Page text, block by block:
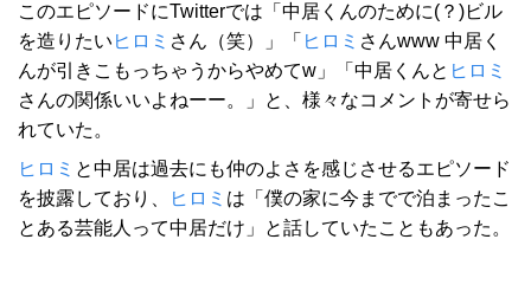
このエピソードにTwitterでは「中居くんのために(？)ビル
を造りたい ヒロミ さん（笑）」「 ヒロミ さんwww 中居く
んが引きこもっちゃうからやめてw」「中居くんと ヒロミ
さんの関係いいよねーー。」と、様々なコメントが寄せら
れていた。
ヒロミ と中居は過去にも仲のよさを感じさせるエピソード
を披露しており、
ヒロミ は「僕の家に今までで泊まったこ
とある芸能人って中居だけ」と話していたこともあった。